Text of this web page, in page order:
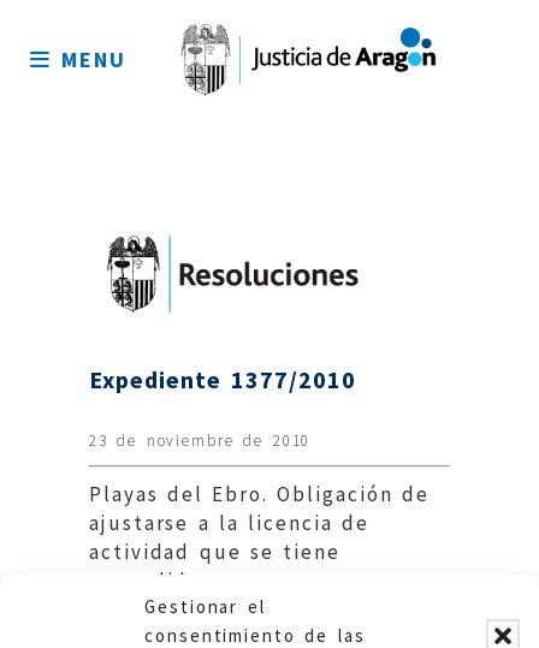
Gestionar el
consentimiento de las
sitio
MENU
Expediente 1377/2010
23 de noviembre de 2010
Playas del Ebro. Obligación de
ajustarse a la licencia de
actividad que se tiene
concedida.
Ayuntamiento de Zaragoza.